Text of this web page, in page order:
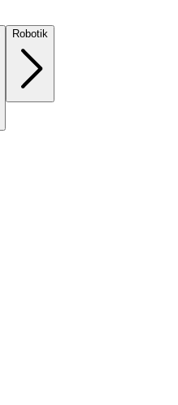
Robotik